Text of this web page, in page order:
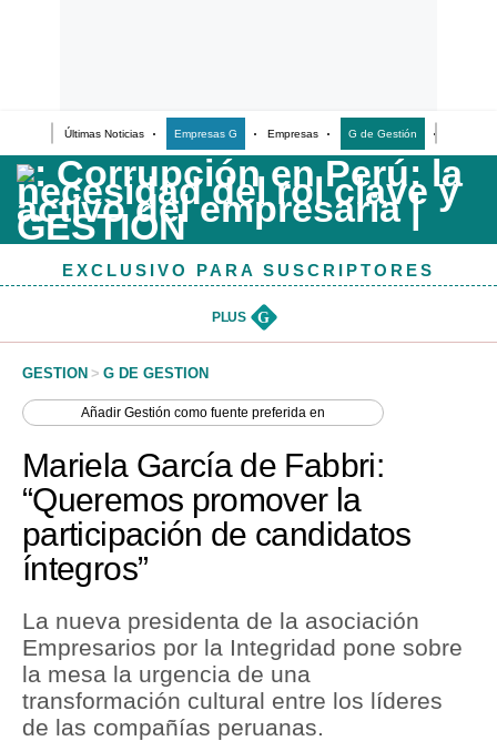
Últimas Noticias Empresas G Empresas G de Gestión
Últimas Noticias
Casos de Estudio
Columnistas
InfografíasEXCLUSIVO PARA SUSCRIPTORES
PLUS G
GESTION > G DE GESTION
AñadirGestión como fuente preferida en
Mariela García de Fabbri:
“Queremos promover la
participación de candidatos
íntegros”
La nueva presidenta de la asociación
Empresarios por la Integridad pone sobre
la mesa la urgencia de una
transformación cultural entre los líderes
de las compañías peruanas.